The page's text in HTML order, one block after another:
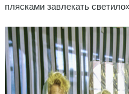
плясками завлекать